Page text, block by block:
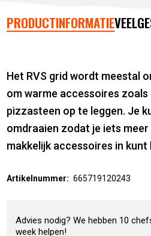
PRODUCTINFORMATIE
Het RVS grid wordt meestal
om warme accessoires zoals
pizzasteen op te leggen. Je
omdraaien zodat je iets
makkelijk accessoires in kunt
Artikelnummer: 665719120243
Advies nodig? We hebben 10
week helpen!